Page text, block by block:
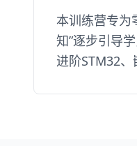
本训练营专为
知”逐步引导
进阶STM32、